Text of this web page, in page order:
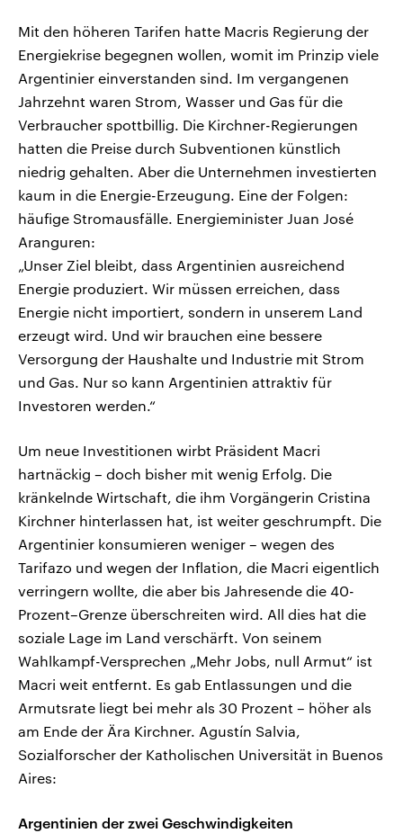
Mit den höheren Tarifen hatte Macris Regierung der
Energiekrise begegnen wollen, womit im Prinzip viele
Argentinier einverstanden sind. Im vergangenen
Jahrzehnt waren Strom, Wasser und Gas für die
Verbraucher spottbillig. Die Kirchner-Regierungen
hatten die Preise durch Subventionen künstlich
niedrig gehalten. Aber die Unternehmen investierten
kaum in die Energie-Erzeugung. Eine der Folgen:
häufige Stromausfälle. Energieminister Juan José
Aranguren:
„Unser Ziel bleibt, dass Argentinien ausreichend
Energie produziert. Wir müssen erreichen, dass
Energie nicht importiert, sondern in unserem Land
erzeugt wird. Und wir brauchen eine bessere
Versorgung der Haushalte und Industrie mit Strom
und Gas. Nur so kann Argentinien attraktiv für
Investoren werden.“
Um neue Investitionen wirbt Präsident Macri
hartnäckig – doch bisher mit wenig Erfolg. Die
kränkelnde Wirtschaft, die ihm Vorgängerin Cristina
Kirchner hinterlassen hat, ist weiter geschrumpft. Die
Argentinier konsumieren weniger – wegen des
Tarifazo und wegen der Inflation, die Macri eigentlich
verringern wollte, die aber bis Jahresende die 40-
Prozent–Grenze überschreiten wird. All dies hat die
soziale Lage im Land verschärft. Von seinem
Wahlkampf-Versprechen „Mehr Jobs, null Armut“ ist
Macri weit entfernt. Es gab Entlassungen und die
Armutsrate liegt bei mehr als 30 Prozent – höher als
am Ende der Ära Kirchner. Agustín Salvia,
Sozialforscher der Katholischen Universität in Buenos
Aires:
Argentinien der zwei Geschwindigkeiten